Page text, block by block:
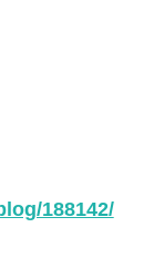
188142/